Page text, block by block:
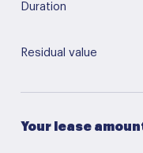
Duration
Residual value
Your lease